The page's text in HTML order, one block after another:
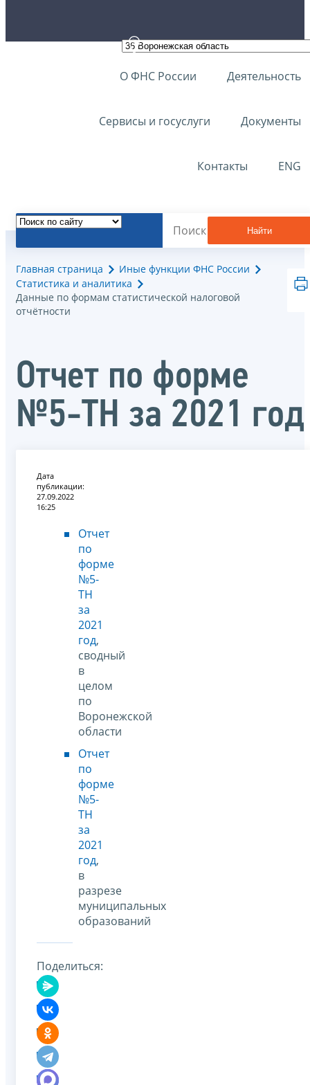
О ФНС России Деятельность
Сервисы и госуслуги Документы
Контакты ENG
Найти
Главная страница
Иные функции ФНС России
Статистика и аналитика
Данные по формам статистической налоговой
отчётности
Отчет по форме
№5-ТН за 2021 год
Дата
публикации:
27.09.2022
16:25
Отчет
по
форме
№5-
ТН
за
2021
год,
сводный
в
целом
по
Воронежской
области
Отчет
по
форме
№5-
ТН
за
2021
год,
в
разрезе
муниципальных
образований
Поделиться: